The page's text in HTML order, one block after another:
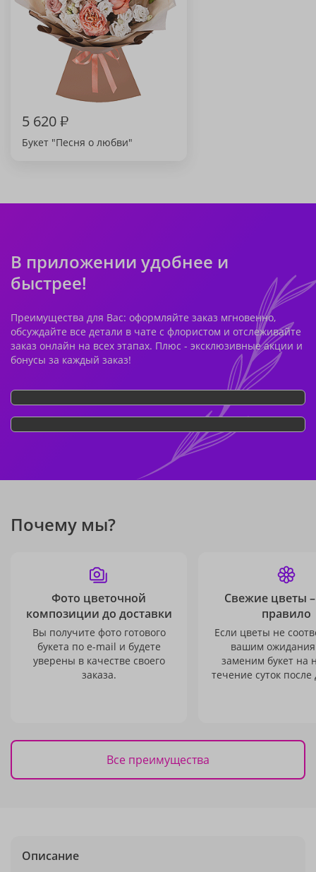
5 620₽
Букет "Песня о любви"
В приложении удобнее и
быстрее!
Преимущества для Вас: оформляйте заказ мгновенно,
обсуждайте все детали в чате с флористом и отслеживайте
заказ онлайн на всех этапах. Плюс - эксклюзивные акции и
бонусы за каждый заказ!
Почему мы?
Фото цветочной
композиции до доставки
Вы получите фото готового
букета по e-mail и будете
уверены в качестве своего
заказа.
Свежие цветы
правило
Если цветы не
вашим
заменим букет на
течение суток после
Все преимущества
Описание